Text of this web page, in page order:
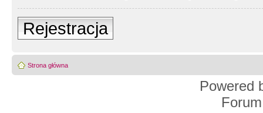
Rejestracja
Strona główna
Powered